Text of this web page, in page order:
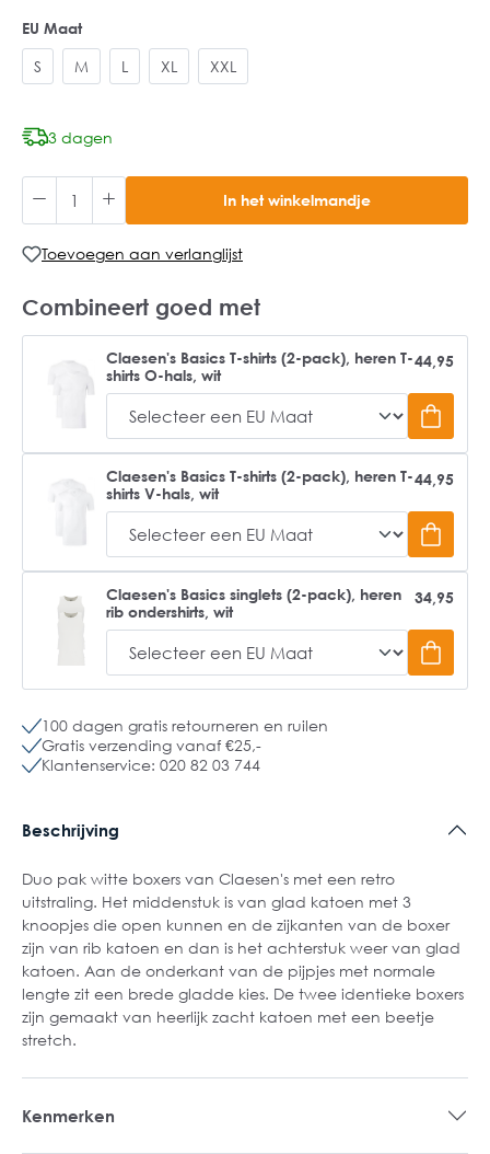
EU Maat
S M L XL XXL
3 dagen
In het winkelmandje
Toevoegen aan verlanglijst
Combineert goed met
Claesen's Basics T-shirts (2-pack), heren T-
shirts O-hals, wit
44,95
Claesen's Basics T-shirts (2-pack), heren T-
shirts V-hals, wit
44,95
Claesen's Basics singlets (2-pack), heren
rib ondershirts, wit
34,95
100 dagen gratis retourneren en ruilen
Gratis verzending vanaf €25,-
Klantenservice: 020 82 03 744
Beschrijving
Duo pak witte boxers van Claesen's met een retro
uitstraling. Het middenstuk is van glad katoen met 3
knoopjes die open kunnen en de zijkanten van de boxer
zijn van rib katoen en dan is het achterstuk weer van glad
katoen. Aan de onderkant van de pijpjes met normale
lengte zit een brede gladde kies. De twee identieke boxers
zijn gemaakt van heerlijk zacht katoen met een beetje
stretch.
Kenmerken